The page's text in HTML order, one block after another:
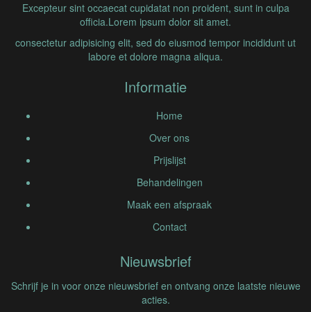
Excepteur sint occaecat cupidatat non proident, sunt in culpa
officia.Lorem ipsum dolor sit amet.
consectetur adipisicing elit, sed do eiusmod tempor incididunt ut
labore et dolore magna aliqua.
Informatie
Home
Over ons
Prijslijst
Behandelingen
Maak een afspraak
Contact
Nieuwsbrief
Schrijf je in voor onze nieuwsbrief en ontvang onze laatste nieuwe
acties.